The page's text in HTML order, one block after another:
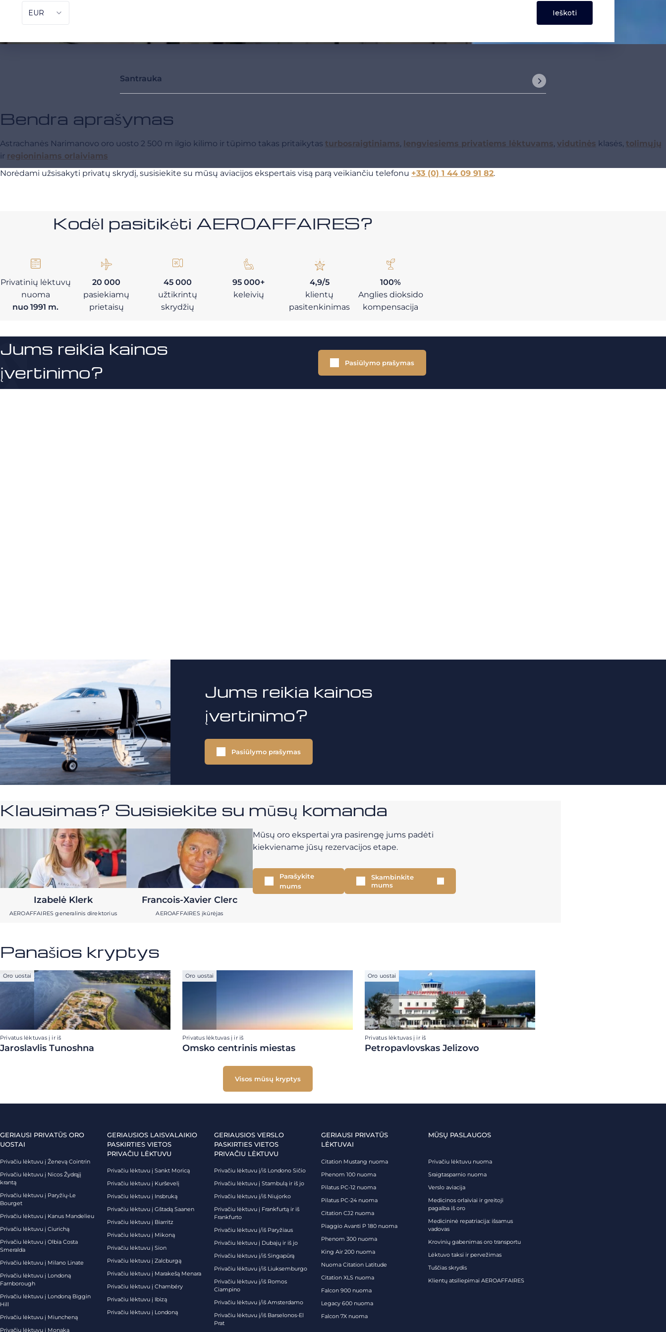
Santrauka
Bendra aprašymas
Astrachanės Narimanovo oro uosto 2 500 m ilgio kilimo ir tūpimo takas pritaikytas turbosraigtiniams, lengviesiems privatiems lėktuvams, vidutinės klasės, tolimųjų
ir regioniniams orlaiviams
Norėdami užsisakyti privatų skrydį, susisiekite su mūsų aviacijos ekspertais visą parą veikiančiu telefonu +33 (0) 1 44 09 91 82.
Kodėl pasitikėti AEROAFFAIRES?
Privatinių lėktuvų
nuoma
nuo 1991 m.
20 000
pasiekiamų
prietaisų
45 000
užtikrintų
skrydžių
95 000+
keleivių
4,9/5
klientų
pasitenkinimas
100%
Anglies dioksido
kompensacija
Jums reikia kainos
įvertinimo?
Pasiūlymo prašymas
Jums reikia kainos
įvertinimo?
Pasiūlymo prašymas
Klausimas? Susisiekite su mūsų komanda
Izabelė Klerk
AEROAFFAIRES generalinis direktorius
Francois-Xavier Clerc
AEROAFFAIRES įkūrėjas
Mūsų oro ekspertai yra pasirengę jums padėti
kiekviename jūsų rezervacijos etape.
Parašykite
mums
Skambinkite
mums
Panašios kryptys
Oro uostai
Privatus lėktuvas į ir iš
Jaroslavlis Tunoshna
Oro uostai
Privatus lėktuvas į ir iš
Omsko centrinis miestas
Oro uostai
Privatus lėktuvas į ir iš
Petropavlovskas Jelizovo
Visos mūsų kryptys
GERIAUSI PRIVATŪS ORO
UOSTAI
Privačiu lėktuvu į Ženevą Cointrin
Privačiu lėktuvu į Nicos Žydrąjį
krantą
Privačiu lėktuvu į Paryžių-Le
Bourget
Privačiu lėktuvu į Kanus Mandelieu
Privačiu lėktuvu į Ciurichą
Privačiu lėktuvu į Olbia Costa
Smeralda
Privačiu lėktuvu į Milano Linate
Privačiu lėktuvu į Londoną
Farnborough
Privačiu lėktuvu į Londoną Biggin
Hill
Privačiu lėktuvu į Miuncheną
Privačiu lėktuvu į Monaką
GERIAUSIOS LAISVALAIKIO
PASKIRTIES VIETOS
PRIVAČIU LĖKTUVU
Privačiu lėktuvu į Sankt Moricą
Privačiu lėktuvu į Kurševelį
Privačiu lėktuvu į Insbruką
Privačiu lėktuvu į Gštadą Saanen
Privačiu lėktuvu į Biarritz
Privačiu lėktuvu į Mikoną
Privačiu lėktuvu į Sion
Privačiu lėktuvu į Zalcburgą
Privačiu lėktuvu į Marakešą Menara
Privačiu lėktuvu į Chambéry
Privačiu lėktuvu į Ibizą
Privačiu lėktuvu į Londoną
GERIAUSIOS VERSLO
PASKIRTIES VIETOS
PRIVAČIU LĖKTUVU
Privačiu lėktuvu į/iš Londono Sičio
Privačiu lėktuvu į Stambulą ir iš jo
Privačiu lėktuvu į/iš Niujorko
Privačiu lėktuvu į Frankfurtą ir iš
Frankfurto
Privačiu lėktuvu į/iš Paryžiaus
Privačiu lėktuvu į Dubajų ir iš jo
Privačiu lėktuvu į/iš Singapūrą
Privačiu lėktuvu į/iš Liuksemburgo
Privačiu lėktuvu į/iš Romos
Ciampino
Privačiu lėktuvu į/iš Amsterdamo
Privačiu lėktuvu į/iš Barselonos-El
Prat
GERIAUSI PRIVATŪS
LĖKTUVAI
Citation Mustang nuoma
Phenom 100 nuoma
Pilatus PC-12 nuoma
Pilatus PC-24 nuoma
Citation CJ2 nuoma
Piaggio Avanti P 180 nuoma
Phenom 300 nuoma
King Air 200 nuoma
Nuoma Citation Latitude
Citation XLS nuoma
Falcon 900 nuoma
Legacy 600 nuoma
Falcon 7X nuoma
MŪSŲ PASLAUGOS
Privačiu lėktuvu nuoma
Sraigtasparnio nuoma
Verslo aviacija
Medicinos orlaiviai ir greitoji
pagalba iš oro
Medicininė repatriacija: išsamus
vadovas
Krovinių gabenimas oro transportu
Lėktuvo taksi ir pervežimas
Tuščias skrydis
Klientų atsiliepimai AEROAFFAIRES